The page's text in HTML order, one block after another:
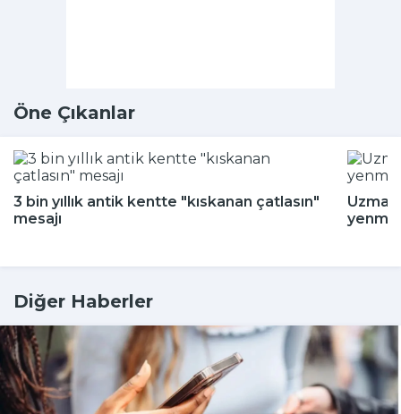
Öne Çıkanlar
3 bin yıllık antik kentte "kıskanan çatlasın"
mesajı
Diğer Haberler